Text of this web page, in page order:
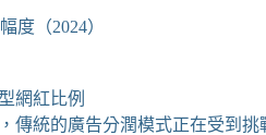
度（2024）
網紅比例
傳統的廣告分潤模式正在受到